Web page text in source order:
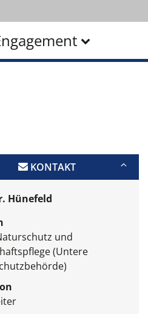
KONTAKT
Hünefeld
und
(Untere